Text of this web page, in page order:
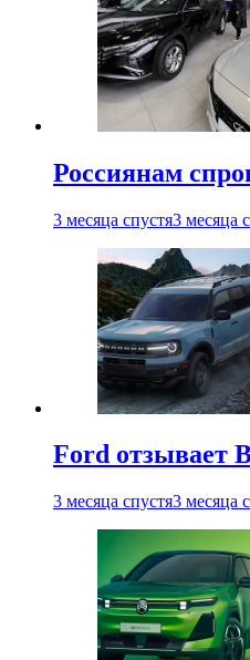
Россиянам
3 месяца спустя3 месяца
Ford отзывает
3 месяца спустя3 месяца